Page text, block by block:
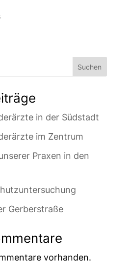
Suchen
in der Südstadt
im Zentrum
Praxen in den
Gerberstraße
vorhanden.